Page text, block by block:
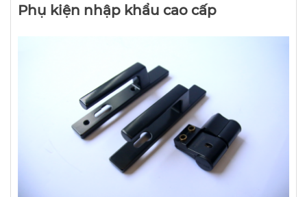
Phụ kiện nhập khẩu cao cấp